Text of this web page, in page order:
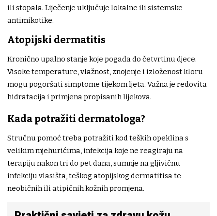
ili stopala. Liječenje uključuje lokalne ili sistemske
antimikotike.
Atopijski dermatitis
Kronično upalno stanje koje pogađa do četvrtinu djece.
Visoke temperature, vlažnost, znojenje i izloženost kloru
mogu pogoršati simptome tijekom ljeta. Važna je redovita
hidratacija i primjena propisanih lijekova.
Kada potražiti dermatologa?
Stručnu pomoć treba potražiti kod teških opeklina s
velikim mjehurićima, infekcija koje ne reagiraju na
terapiju nakon tri do pet dana, sumnje na gljivičnu
infekciju vlasišta, teškog atopijskog dermatitisa te
neobičnih ili atipičnih kožnih promjena.